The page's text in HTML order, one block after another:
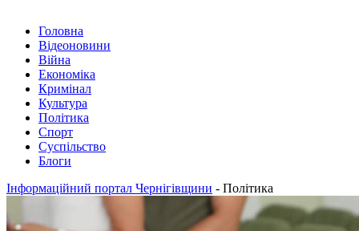
Головна
Відеоновини
Війна
Економіка
Кримінал
Культура
Політика
Спорт
Суспільство
Блоги
Інформаційний портал Чернігівщини - Політика